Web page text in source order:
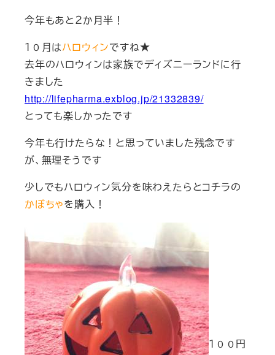
今年もあと２か月半！
１０月はハロウィンですね★
去年のハロウィンは家族でディズニーランドに行
きました
http://lifepharma.exblog.jp/21332839/
とっても楽しかったです
今年も行けたらな！と思っていました残念です
が、無理そうです
少しでもハロウィン気分を味わえたらとコチラの
かぼちゃを購入！
１００円